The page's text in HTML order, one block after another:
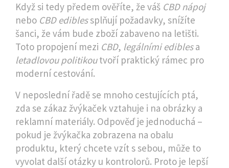
Když si tedy předem ověříte, že váš CBD nápoj
nebo CBD ediblessplňují požadavky, snížíte
šanci, že vám bude zboží zabaveno na letišti.
Toto propojení mezi CBD, legálními ediblesa
letadlovou politikoutvoří praktický rámec pro
moderní cestování.
V neposlední řadě se mnoho cestujících ptá,
zda se zákaz žvýkaček vztahuje i na obrázky a
reklamní materiály. Odpověď je jednoduchá –
pokud je žvýkačka zobrazena na obalu
produktu, který chcete vzít s sebou, může to
vyvolat další otázky u kontrolorů. Proto je lepší